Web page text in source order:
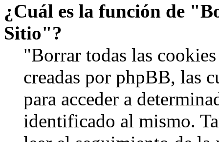
¿Cuál es la función de
Sitio"?
"Borrar todas las
creadas por phpBB, las
para acceder a
identificado al mismo.